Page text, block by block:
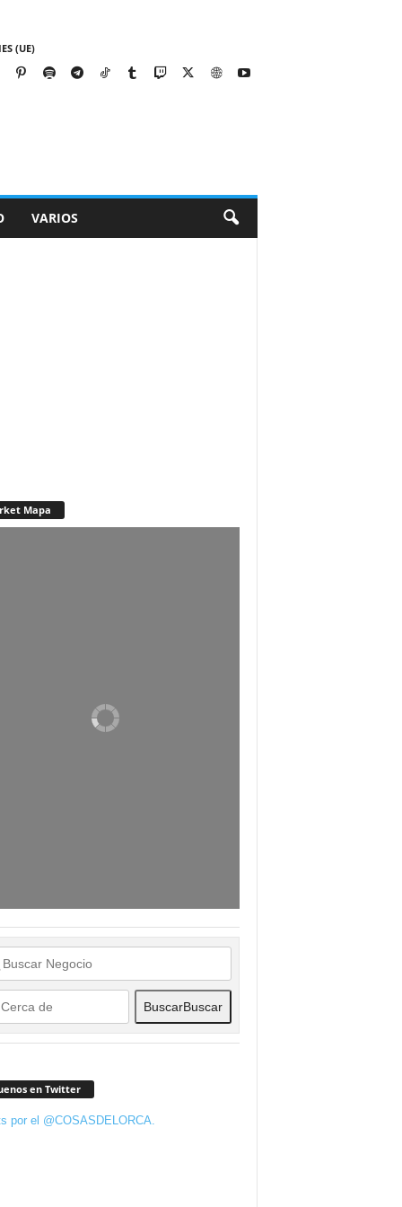
(UE)
VARIOS
Mapa
BuscarBuscar
en Twitter
por el @COSASDELORCA.